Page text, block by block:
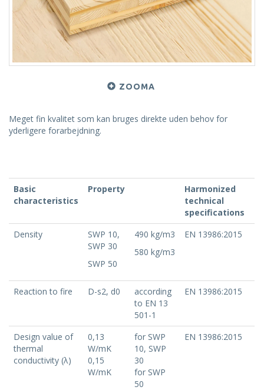
ZOOMA
Meget fin kvalitet som kan bruges direkte uden behov for
yderligere forarbejdning.
Basic
characteristics
Property
Harmonized
technical
specifications
Density
SWP 10,
SWP 30
SWP 50
490 kg/m3
580 kg/m3
EN 13986:2015
Reaction to fire D-s2, d0
according
to EN 13
501-1
EN 13986:2015
Design value of
thermal
conductivity (λ)
0,13
W/mK
0,15
W/mK
for SWP
10, SWP
30
for SWP
50
EN 13986:2015